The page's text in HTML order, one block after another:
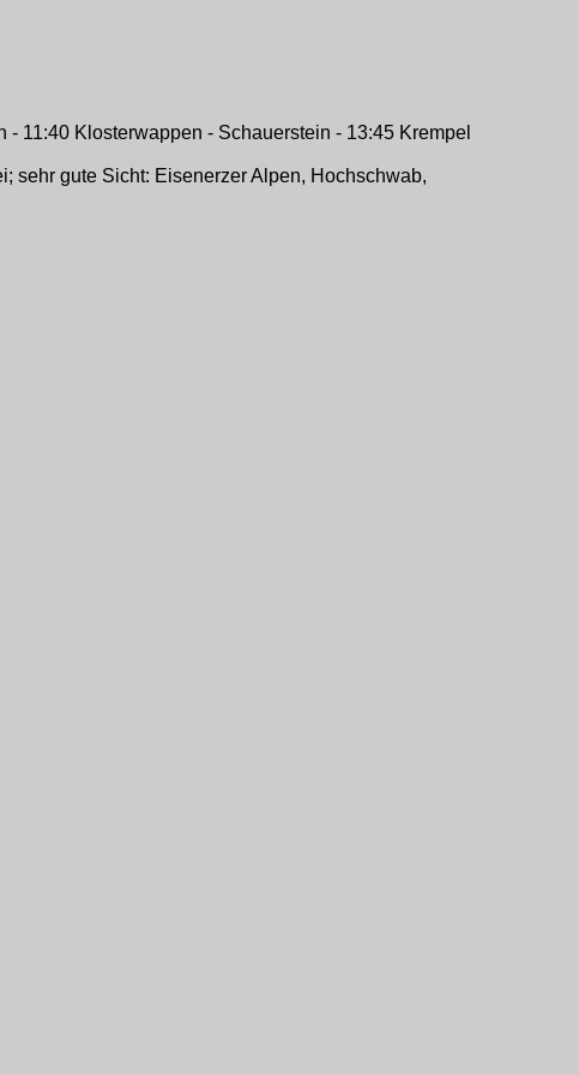
11:40 Klosterwappen - Schauerstein - 13:45 Krempel
sehr gute Sicht: Eisenerzer Alpen, Hochschwab,